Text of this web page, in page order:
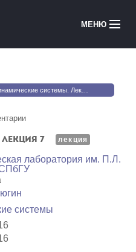
МЕНЮ
Медиатека
Courses in English
системы. Лекция 7
7 лекция
лаборатория им. П.Л.
системы